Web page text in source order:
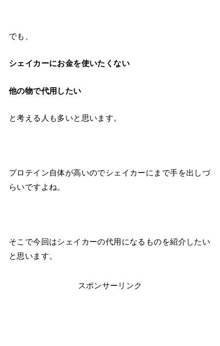
でも、
シェイカーにお金を使いたくない
他の物で代用したい
と考える人も多いと思います。
プロテイン自体が高いのでシェイカーにまで手を出しづ
らいですよね。
そこで今回はシェイカーの代用になるものを紹介したい
と思います。
スポンサーリンク